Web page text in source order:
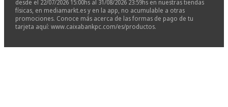
desde el 22/07/2026 15:00hs al 31/08/2026 23:59hs en nuestras tiendas
físicas, en mediamarkt.es y en la app, no acumulable a otras
promociones. Conoce más acerca de las formas de pago de tu
tarjeta aquí: www.caixabankpc.com/es/productos.